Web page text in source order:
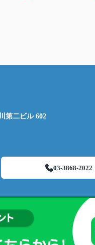
第二ビル 602
03-3868-2022